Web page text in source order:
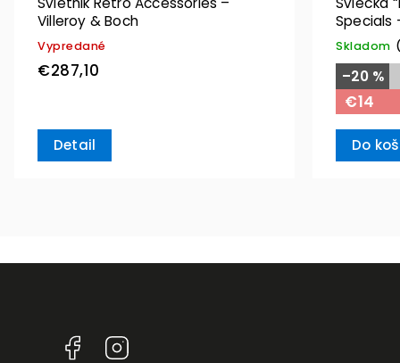
Villeroy & Boch
Vypredané
€287,10
Detail
Specials
Skladom
–20 %
€14
Do
Facebook